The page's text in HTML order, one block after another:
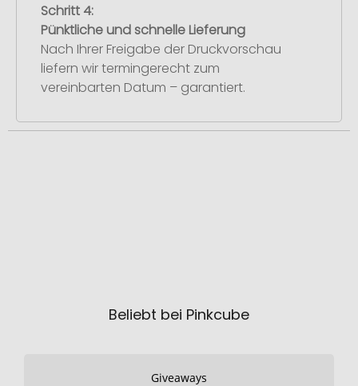
Schritt 4:
Pünktliche und schnelle Lieferung
Nach Ihrer Freigabe der Druckvorschau
liefern wir termingerecht zum
vereinbarten Datum – garantiert.
Beliebt bei Pinkcube
Giveaways